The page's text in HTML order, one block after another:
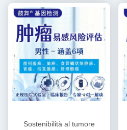
Sostenibilità al tumore